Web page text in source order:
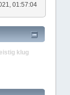
01:57:04
klug